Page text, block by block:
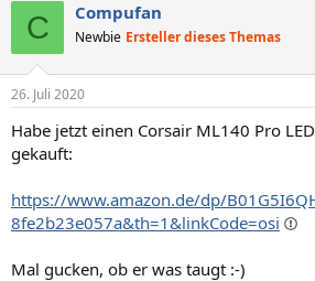
C Compufan
Newbie Ersteller dieses Themas
26. Juli 2020
Habe jetzt einen Corsair ML140 Pro
gekauft:
https://www.amazon.de/dp/
8fe2b23e057a&th=1&linkCode=osi
Mal gucken, ob er was taugt :-)